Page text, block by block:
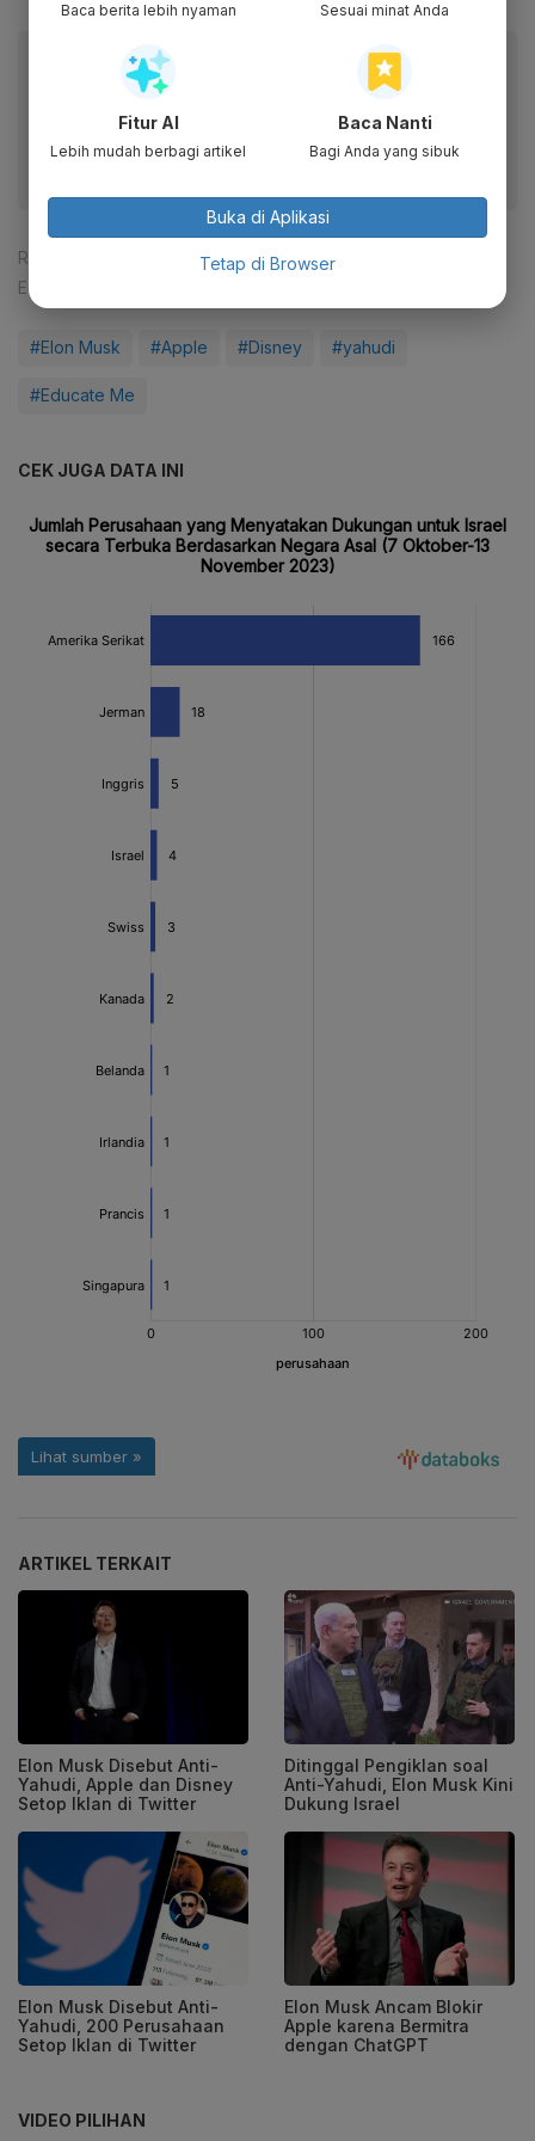
Baca artikel ini lewat aplikasi mobile.
Dapatkan pengalaman membaca lebih nyaman dan nikmati
fitur menarik lainnya lewat aplikasi mobile Katadata.
Reporter:
Lenny Septiani
Editor:
#Elon Musk #Apple #Disney #yahudi
#Educate Me
CEK JUGA DATA INI
ARTIKEL TERKAIT
Elon Musk Disebut Anti-
Yahudi, Apple dan Disney
Setop Iklan di Twitter
Ditinggal Pengiklan soal
Anti-Yahudi, Elon Musk Kini
Dukung Israel
Elon Musk Disebut Anti-
Yahudi, 200 Perusahaan
Setop Iklan di Twitter
Elon Musk Ancam Blokir
Apple karena Bermitra
dengan ChatGPT
VIDEO PILIHAN
Baca berita lebih nyaman Sesuai minat Anda
Fitur AI
Lebih mudah berbagi artikel
Baca Nanti
Bagi Anda yang sibuk
Buka di Aplikasi
Tetap di Browser